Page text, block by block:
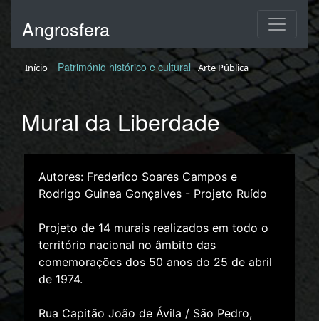
Angrosfera
Início Património histórico e cultural Arte Pública
Mural da Liberdade
Autores: Frederico Soares Campos e
Rodrigo Guinea Gonçalves - Projeto Ruído
Projeto de 14 murais realizados em todo o
território nacional no âmbito das
comemorações dos 50 anos do 25 de abril
de 1974.
Rua Capitão João de Ávila / São Pedro,